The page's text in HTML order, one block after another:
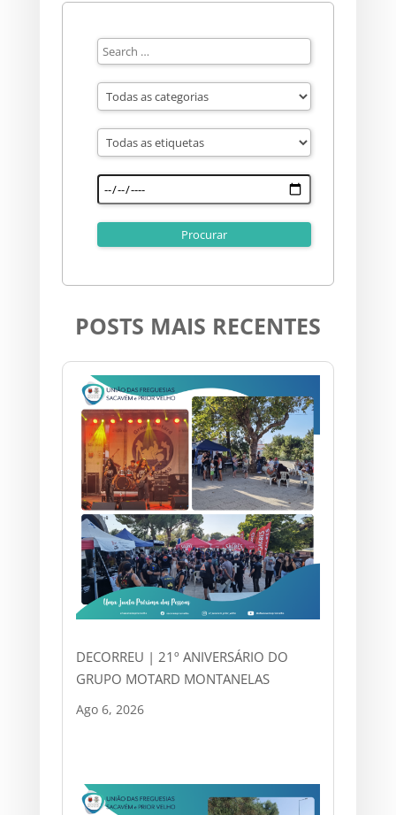
POSTS MAIS RECENTES
DECORREU | 21º ANIVERSÁRIO DO
GRUPO MOTARD MONTANELAS
Ago 6, 2026